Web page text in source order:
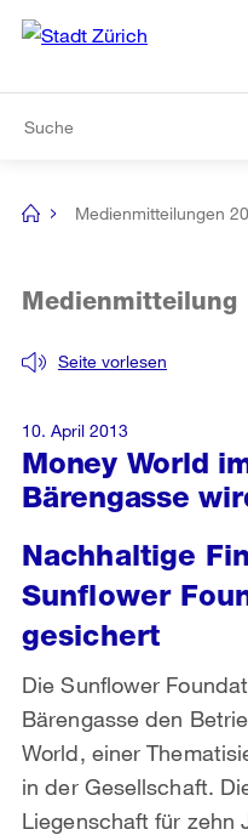
Navigation
[no
Medienmitteilungen
Money World
Bärengasse
Seite vorlesen
Medienmitteilung
Nachhaltige
Sunflower
gesichert
Die Sunflower
Bärengasse den
World, einer
in der Gesellschaft.
Liegenschaft für zehn
10. April 2013